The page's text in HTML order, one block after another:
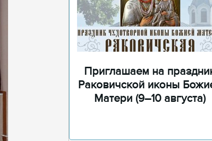
Приглашаем на
Раковичской иконы
Матери (9–10 августа)